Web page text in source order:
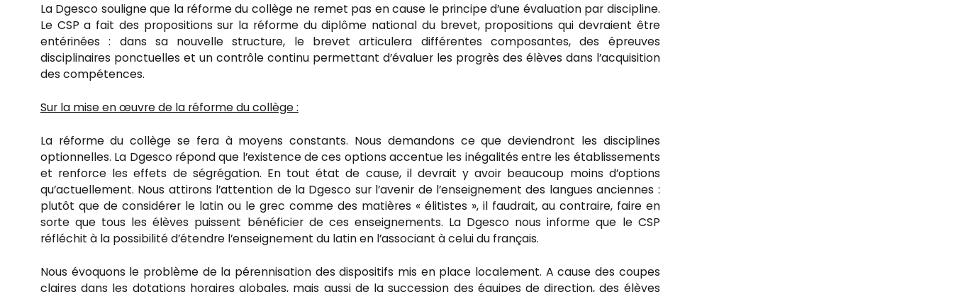
La Dgesco souligne que la réforme du collège ne remet pas en cause le principe d’une évaluation par discipline.
Le CSP a fait des propositions sur la réforme du diplôme national du brevet, propositions qui devraient être
entérinées : dans sa nouvelle structure, le brevet articulera différentes composantes, des épreuves
disciplinaires ponctuelles et un contrôle continu permettant d’évaluer les progrès des élèves dans l’acquisition
des compétences.
Sur la mise en œuvre de la réforme du collège :
La réforme du collège se fera à moyens constants. Nous demandons ce que deviendront les disciplines
optionnelles. La Dgesco répond que l’existence de ces options accentue les inégalités entre les établissements
et renforce les effets de ségrégation. En tout état de cause, il devrait y avoir beaucoup moins d’options
qu’actuellement. Nous attirons l’attention de la Dgesco sur l’avenir de l’enseignement des langues anciennes :
plutôt que de considérer le latin ou le grec comme des matières « élitistes », il faudrait, au contraire, faire en
sorte que tous les élèves puissent bénéficier de ces enseignements. La Dgesco nous informe que le CSP
réfléchit à la possibilité d’étendre l’enseignement du latin en l’associant à celui du français.
Nous évoquons le problème de la pérennisation des dispositifs mis en place localement. A cause des coupes
claires dans les dotations horaires globales, mais aussi de la succession des équipes de direction, des élèves